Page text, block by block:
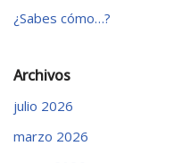
¿Sabes cómo…?
Archivos
julio 2026
marzo 2026